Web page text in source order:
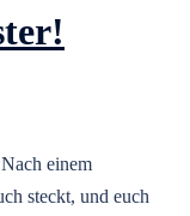
einem
steckt, und euch